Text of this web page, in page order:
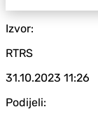
Izvor:
RTRS
31.10.2023 11:26
Podijeli: